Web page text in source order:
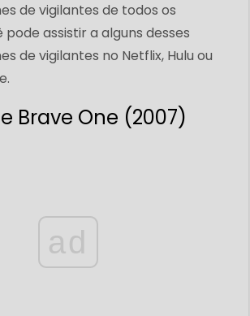
de vigilantes de todos os
assistir a alguns desses
de vigilantes no Netflix, Hulu ou
Brave One (2007)
ad